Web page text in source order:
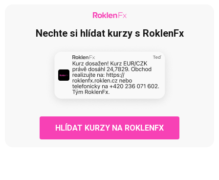
Nechte si hlídat kurzy s RoklenFx
HLÍDAT KURZY NA ROKLENFX